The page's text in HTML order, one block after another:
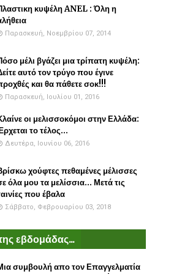
κυψέλη ANEL : Όλη η
Παρασκευή, Νοεμβρίου 07, 2014
μέλι βγάζει μια τρίπατη κυψέλη:
αυτό τον τρύγο που έγινε
και θα πάθετε σοκ!!!
Παρασκευή, Ιουλίου 01, 2016
οι μελισσοκόμοι στην Ελλάδα:
το τέλος...
Δευτέρα, Ιουνίου 06, 2016
χούφτες πεθαμένες μέλισσες
όλα μου τα μελίσσια... Μετά τις
που έβαλα
Σάββατο, Φεβρουαρίου 03, 2018
εβδομάδας...
συμβουλή απο τον Επαγγελματία